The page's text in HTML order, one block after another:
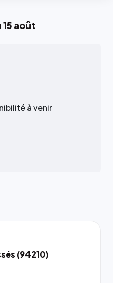
15 août
à venir
(94210)